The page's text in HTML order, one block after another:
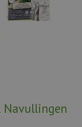
Navullingen